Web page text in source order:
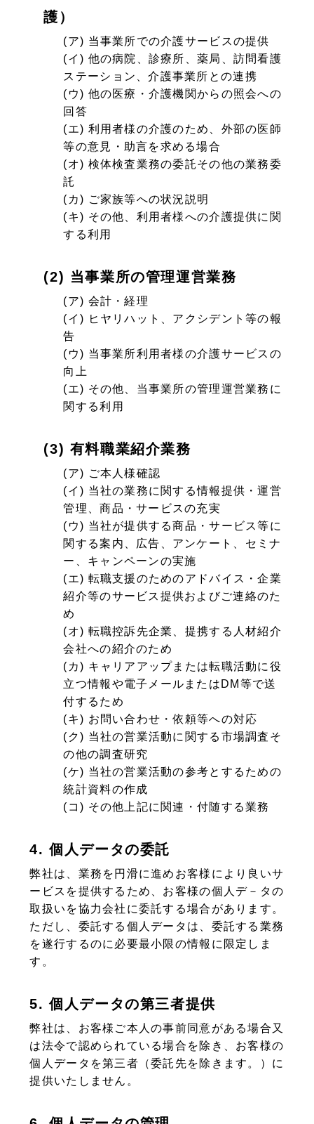
護）
(ア) 当事業所での介護サービスの提供
(イ) 他の病院、診療所、薬局、訪問看護
ステーション、介護事業所との連携
(ウ) 他の医療・介護機関からの照会への
回答
(エ) 利用者様の介護のため、外部の医師
等の意見・助言を求める場合
(オ) 検体検査業務の委託その他の業務委
託
(カ) ご家族等への状況説明
(キ) その他、利用者様への介護提供に関
する利用
(2) 当事業所の管理運営業務
(ア) 会計・経理
(イ) ヒヤリハット、アクシデント等の報
告
(ウ) 当事業所利用者様の介護サービスの
向上
(エ) その他、当事業所の管理運営業務に
関する利用
(3) 有料職業紹介業務
(ア) ご本人様確認
(イ) 当社の業務に関する情報提供・運営
管理、商品・サービスの充実
(ウ) 当社が提供する商品・サービス等に
関する案内、広告、アンケート、セミナ
ー、キャンペーンの実施
(エ) 転職支援のためのアドバイス・企業
紹介等のサービス提供およびご連絡のた
め
(オ) 転職控訴先企業、提携する人材紹介
会社への紹介のため
(カ) キャリアアップまたは転職活動に役
立つ情報や電子メールまたはDM等で送
付するため
(キ) お問い合わせ・依頼等への対応
(ク) 当社の営業活動に関する市場調査そ
の他の調査研究
(ケ) 当社の営業活動の参考とするための
統計資料の作成
(コ) その他上記に関連・付随する業務
4. 個人データの委託
弊社は、業務を円滑に進めお客様により良いサ
ービスを提供するため、お客様の個人デ－タの
取扱いを協力会社に委託する場合があります。
ただし、委託する個人データは、委託する業務
を遂行するのに必要最小限の情報に限定しま
す。
5. 個人データの第三者提供
弊社は、お客様ご本人の事前同意がある場合又
は法令で認められている場合を除き、お客様の
個人データを第三者（委託先を除きます。）に
提供いたしません。